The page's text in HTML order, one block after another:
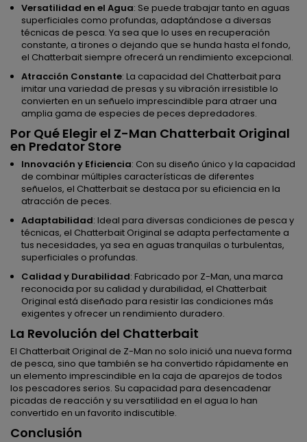
Versatilidad en el Agua: Se puede trabajar tanto en aguas
superficiales como profundas, adaptándose a diversas
técnicas de pesca. Ya sea que lo uses en recuperación
constante, a tirones o dejando que se hunda hasta el fondo,
el Chatterbait siempre ofrecerá un rendimiento excepcional.
Atracción Constante: La capacidad del Chatterbait para
imitar una variedad de presas y su vibración irresistible lo
convierten en un señuelo imprescindible para atraer una
amplia gama de especies de peces depredadores.
Por Qué Elegir el Z-Man Chatterbait Original
en Predator Store
Innovación y Eficiencia: Con su diseño único y la capacidad
de combinar múltiples características de diferentes
señuelos, el Chatterbait se destaca por su eficiencia en la
atracción de peces.
Adaptabilidad: Ideal para diversas condiciones de pesca y
técnicas, el Chatterbait Original se adapta perfectamente a
tus necesidades, ya sea en aguas tranquilas o turbulentas,
superficiales o profundas.
Calidad y Durabilidad: Fabricado por Z-Man, una marca
reconocida por su calidad y durabilidad, el Chatterbait
Original está diseñado para resistir las condiciones más
exigentes y ofrecer un rendimiento duradero.
La Revolución del Chatterbait
El Chatterbait Original de Z-Man no solo inició una nueva forma
de pesca, sino que también se ha convertido rápidamente en
un elemento imprescindible en la caja de aparejos de todos
los pescadores serios. Su capacidad para desencadenar
picadas de reacción y su versatilidad en el agua lo han
convertido en un favorito indiscutible.
Conclusión